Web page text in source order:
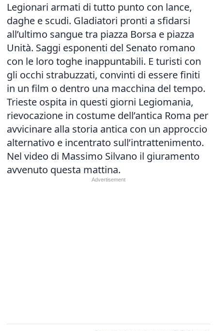
Legionari armati di tutto punto con lance,
daghe e scudi. Gladiatori pronti a sfidarsi
all’ultimo sangue tra piazza Borsa e piazza
Unità. Saggi esponenti del Senato romano
con le loro toghe inappuntabili. E turisti con
gli occhi strabuzzati, convinti di essere finiti
in un film o dentro una macchina del tempo.
Trieste ospita in questi giorni Legiomania,
rievocazione in costume dell’antica Roma per
avvicinare alla storia antica con un approccio
alternativo e incentrato sull’intrattenimento.
Nel video di Massimo Silvano il giuramento
avvenuto questa mattina.